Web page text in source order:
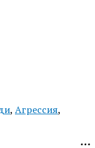
, Агрессия,